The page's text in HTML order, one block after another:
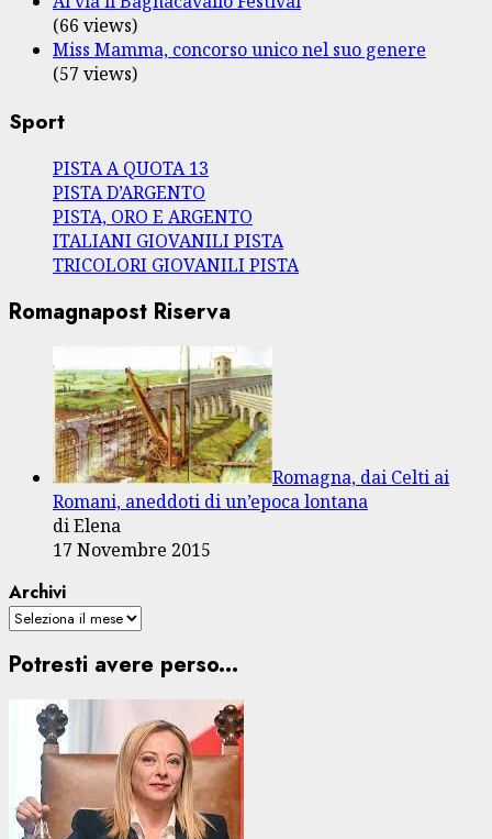
(66 views)
Miss Mamma, concorso unico nel suo genere
(57 views)
Sport
PISTA A QUOTA 13
PISTA D’ARGENTO
PISTA, ORO E ARGENTO
ITALIANI GIOVANILI PISTA
TRICOLORI GIOVANILI PISTA
Romagnapost Riserva
Romagna, dai Celti ai
Romani, aneddoti di un’epoca lontana
di Elena
17 Novembre 2015
Archivi
Potresti avere perso...